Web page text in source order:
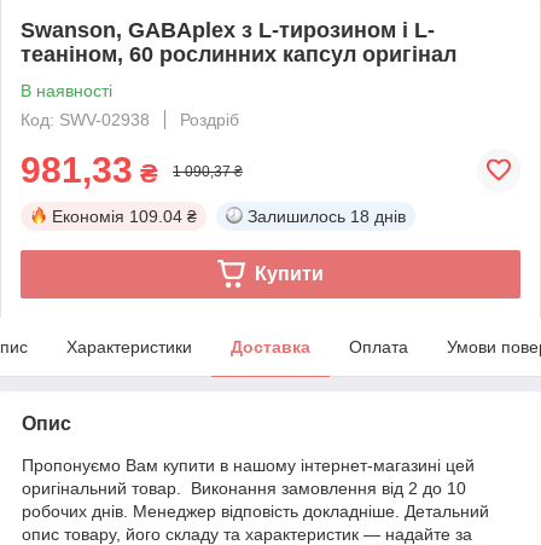
Swanson, GABAplex з L-тирозином і L-
теаніном, 60 рослинних капсул оригінал
В наявності
Код: SWV-02938
Роздріб
981,33 ₴ 1 090,37 ₴
Економія 109.04 ₴ Залишилось 18 днів
Купити
Характеристики Доставка Оплата Умови
Опис
Пропонуємо Вам купити в нашому інтернет-магазині цей
оригінальний товар. Виконання замовлення від 2 до 10
робочих днів. Менеджер відповість докладніше. Детальний
опис товару, його складу та характеристик — надайте за